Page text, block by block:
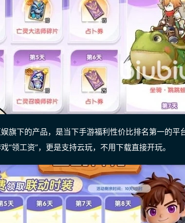
旗下的产品，是当下手游福利性价比排名第一的平
“领工资”，更是支持云玩，不用下载直接开玩。